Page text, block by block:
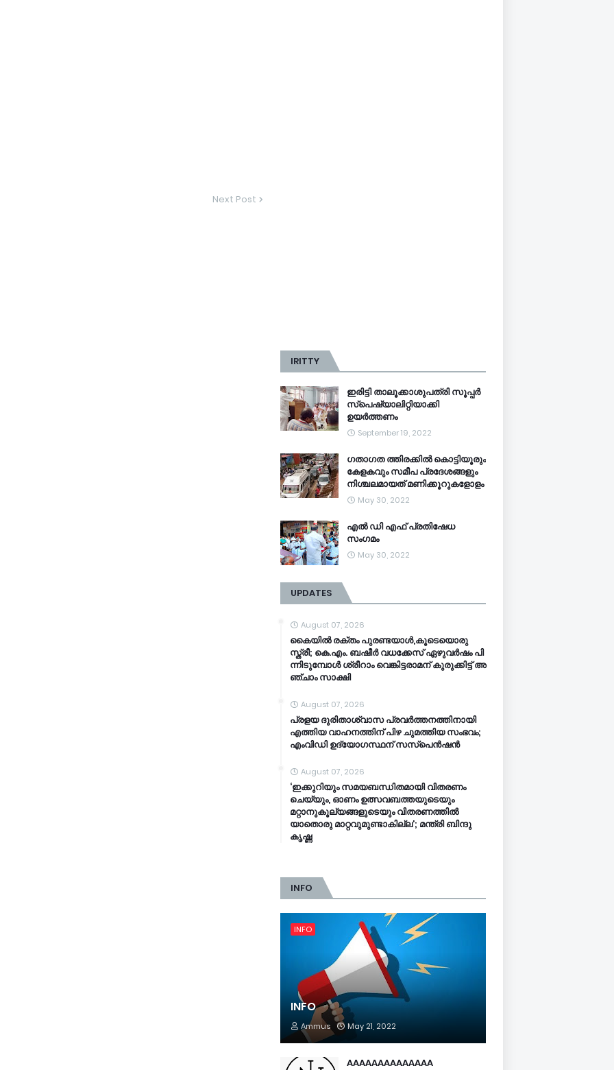
Next Post
IRITTY
ഇരിട്ടി താലൂക്കാശുപത്രി സൂപ്പർ
സ്‌പെഷ്യാലിറ്റിയാക്കി
ഉയർത്തണം
September 19, 2022
ഗതാഗത ത്തിരക്കിൽ കൊട്ടിയൂരും
കേളകവും സമീപ പ്രദേശങ്ങളും
നിശ്ചലമായത് മണിക്കൂറുകളോളം
May 30, 2022
എൽ ഡി എഫ് പ്രതിഷേധ
സംഗമം
May 30, 2022
UPDATES
August 07, 2026
കൈ​യി​ൽ ര​ക്തം പു​ര​ണ്ട​യാ​ൾ,കൂ​ടെ​യൊ​രു
സ്ത്രീ; ​കെ.​എം. ബ​ഷീ​ർ വ​ധ​ക്കേ​സ് ഏ​ഴു​വ​ർ​ഷം പി​
ന്നി​ടു​മ്പോ​ൾ ശ്രീ​റാം വെ​ങ്കി​ട്ട​രാ​മ​ന് കു​രു​ക്കി​ട്ട് അ​
ഞ്ചാം സാ​ക്ഷി
August 07, 2026
പ്രളയ ദുരിതാശ്വാസ പ്രവർത്തനത്തിനായി
എത്തിയ വാഹനത്തിന് പിഴ ചുമത്തിയ സംഭവം;
എംവിഡി ഉദ്യോഗസ്ഥന് സസ്പെൻഷൻ
August 07, 2026
‘ഇക്കുറിയും സമയബന്ധിതമായി വിതരണം
ചെയ്യും, ഓണം ഉത്സവബത്തയുടെയും
മറ്റാനുകൂല്യങ്ങളുടെയും വിതരണത്തിൽ
യാതൊരു മാറ്റവുമുണ്ടാകില്ല’; മന്ത്രി ബിന്ദു
കൃഷ്ണ
INFO
INFO
INFO
Ammus May 21, 2022
AAAAAAAAAAAAAA